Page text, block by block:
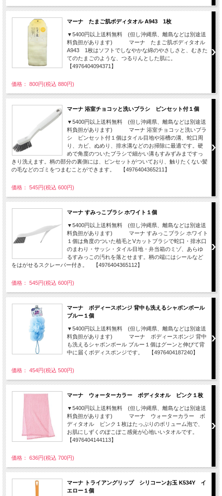
マーナ たまご肌ボディタオル A943 1枚
▼5400円以上送料無料 (但し沖縄県、離島などは別途送
料負担があります) マーナ たまご肌ボディタオル
A943 1枚はソフトでしなやかな綿のやさしさと、むきた
てのたまごのような、つるりんとした肌に。
【4976404094371】
価格： 800円(税込 880円)
マーナ 浴室チョコッと洗いブラシ ピンセット付１個
▼5400円以上送料無料 (但し沖縄県、離島などは別途送
料負担があります) マーナ 浴室チョコッと洗いブラ
シ ピンセット付１個はタイル目地や浴槽の溝、蛇口周
り、カビ、ぬめり、排水溝などのお掃除に最適です。硬
めで角度のついたブラシで細かい溝もすみずみまですっ
きり洗えます。柄の部分の裏側には、ピンセットがついており、触りたくない髪
の毛などのゴミをつまむことができます。 【4976404365211】
価格： 545円(税込 600円)
マーナ すみっこブラシ ホワイト１個
▼5400円以上送料無料 (但し沖縄県、離島などは別途送
料負担があります) マーナ すみっこブラシ ホワイト
１個は角度のついた植毛とVカットブラシで蛇口・排水口
のまわり・サッシ・タイル目地・弁当箱のミゾ、あらゆ
るすみっこの汚れを落とせます。柄の端にはシールなど
をはがせるスクレーパー付き。 【4976404365112】
価格： 545円(税込 600円)
マーナ ボディースポンジ 背中も洗えるシャボンボール
ブルー１個
▼5400円以上送料無料 (但し沖縄県、離島などは別途送
料負担があります) マーナ ボディースポンジ 背中
も洗えるシャボンボール ブルー１個はグーンと伸びて背
中に届くボディスポンジです。 【4976404187240】
価格： 454円(税込 500円)
マーナ ウォーターカラー ボディタオル ピンク１枚
▼5400円以上送料無料 (但し沖縄県、離島などは別途送
料負担があります) マーナ ウォーターカラー ボ
ディタオル ピンク１枚はたっぷりのボリューム泡で、
お肌にしずくのぽこぽこ感覚が心地いいタオルです。
【4976404144113】
価格： 636円(税込 700円)
マーナ トライアングリップ シリコーンお玉 K534Y イ
エロー１個